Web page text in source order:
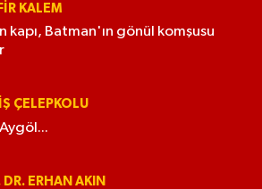
KALEM
kapı, Batman'ın gönül komşusu
ÇELEPKOLU
DR. ERHAN AKIN